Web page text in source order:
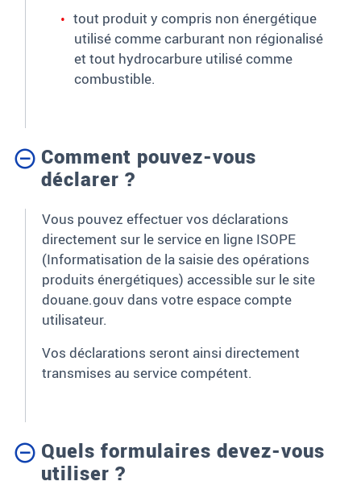
tout produit y compris non énergétique
utilisé comme carburant non régionalisé
et tout hydrocarbure utilisé comme
combustible.
Comment pouvez-vous
déclarer ?
Vous pouvez effectuer vos déclarations
directement sur le service en ligne ISOPE
(Informatisation de la saisie des opérations
produits énergétiques) accessible sur le site
douane.gouv dans votre espace compte
utilisateur.
Vos déclarations seront ainsi directement
transmises au service compétent.
Quels formulaires devez-vous
utiliser ?